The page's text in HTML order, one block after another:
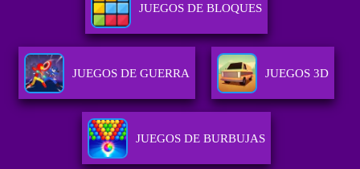
JUEGOS DE BLOQUES
JUEGOS DE GUERRA JUEGOS 3D
JUEGOS DE BURBUJAS